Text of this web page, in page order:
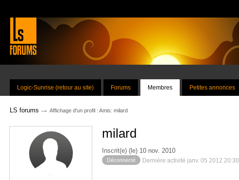
Logic-Sunrise (retour au site) Forums Membres Petites annonces
LS forums → Affichage d'un profil : Amis: milard
milard
Inscrit(e) (le) 10 nov. 2010
Déconnecté Dernière activité janv. 05 2012 20:30